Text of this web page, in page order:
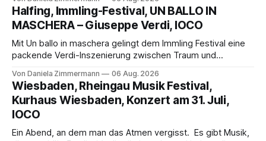
Aufführung mit starken Solisten und den Wiener
Philharmonikern, szenisch bleibt der zweite Akt jedoch
hinter den Erwartungen zurück.
Halfing, Immling-Festival, UN BALLO IN
MASCHERA – Giuseppe Verdi, IOCO
Mit Un ballo in maschera gelingt dem Immling Festival eine
packende Verdi-Inszenierung zwischen Traum und
psychologische Tiefe mit starken Bildern, getragen von
einem spielfreudigen Ensemble und einer musikalisch
überzeugenden Gesamtleistung.
Von Daniela Zimmermann 06 Aug. 2026
Wiesbaden, Rheingau Musik Festival,
Kurhaus Wiesbaden, Konzert am 31. Juli,
IOCO
Ein Abend, an dem man das Atmen vergisst. Es gibt Musik,